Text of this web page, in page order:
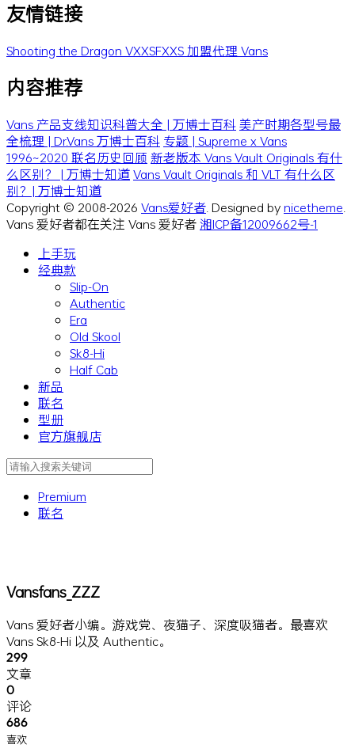
友情链接
Shooting the Dragon VXXSFXXS加盟代理 Vans
内容推荐
Vans 产品支线知识科普大全 | 万博士百科美产时期各型号最
全梳理 | Dr.Vans 万博士百科 专题 | Supreme x Vans
1996~2020 联名历史回顾 新老版本 Vans Vault Originals 有什
么区别？ | 万博士知道Vans Vault Originals 和 VLT 有什么区
别？| 万博士知道
Copyright © 2008-2026 Vans爱好者 . Designed bynicetheme
Vans 爱好者都在关注 Vans 爱好者湘ICP备12009662号-1
上手玩
经典款
Slip-On
Authentic
Era
Old Skool
Sk8-Hi
Half Cab
新品
联名
型册
官方旗舰店
Premium
联名
Vansfans_ZZZ
Vans 爱好者小编。游戏党、夜猫子、深度吸猫者。最喜欢
Vans Sk8-Hi 以及 Authentic。
299
文章
0
评论
686
喜欢